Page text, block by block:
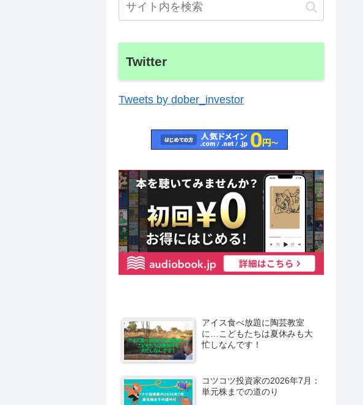
Twitter
Tweets by dober_investor
アイス食べ放題に陶芸教室
に…こどもたちは夏休みも大
忙しなんです！
コツコツ投資家の2026年7月：
単元株までの道のり